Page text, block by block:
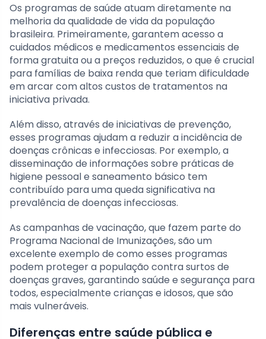
Os programas de saúde atuam diretamente na
melhoria da qualidade de vida da população
brasileira. Primeiramente, garantem acesso a
cuidados médicos e medicamentos essenciais de
forma gratuita ou a preços reduzidos, o que é crucial
para famílias de baixa renda que teriam dificuldade
em arcar com altos custos de tratamentos na
iniciativa privada.
Além disso, através de iniciativas de prevenção,
esses programas ajudam a reduzir a incidência de
doenças crônicas e infecciosas. Por exemplo, a
disseminação de informações sobre práticas de
higiene pessoal e saneamento básico tem
contribuído para uma queda significativa na
prevalência de doenças infecciosas.
As campanhas de vacinação, que fazem parte do
Programa Nacional de Imunizações, são um
excelente exemplo de como esses programas
podem proteger a população contra surtos de
doenças graves, garantindo saúde e segurança para
todos, especialmente crianças e idosos, que são
mais vulneráveis.
Diferenças entre saúde pública e